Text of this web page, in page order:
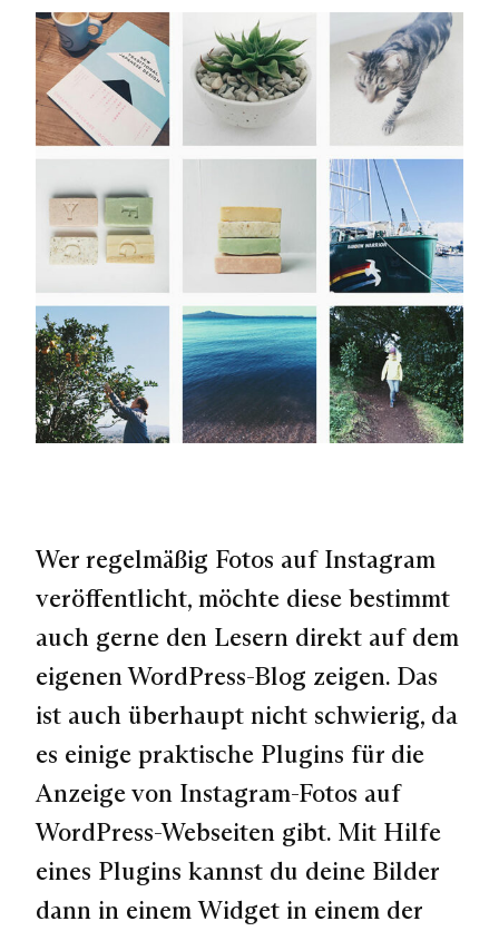
Wer regelmäßig Fotos auf Instagram
veröffentlicht, möchte diese bestimmt
auch gerne den Lesern direkt auf dem
eigenen WordPress-Blog zeigen. Das
ist auch überhaupt nicht schwierig, da
es einige praktische Plugins für die
Anzeige von Instagram-Fotos auf
WordPress-Webseiten gibt. Mit Hilfe
eines Plugins kannst du deine Bilder
dann in einemWidget in einem der